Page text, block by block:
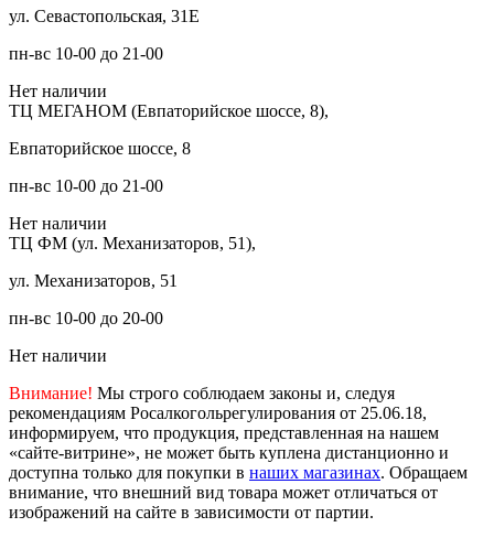
ул. Севастопольская, 31Е
пн-вс 10-00 до 21-00
Нет наличии
ТЦ МЕГАНОМ (Евпаторийское шоссе, 8),
Евпаторийское шоссе, 8
пн-вс 10-00 до 21-00
Нет наличии
ТЦ ФМ (ул. Механизаторов, 51),
ул. Механизаторов, 51
пн-вс 10-00 до 20-00
Нет наличии
Внимание! Мы строго соблюдаем законы и, следуя
рекомендациям Росалкогольрегулирования от 25.06.18,
информируем, что продукция, представленная на нашем
«сайте-витрине», не может быть куплена дистанционно и
доступна только для покупки в наших магазинах. Обращаем
внимание, что внешний вид товара может отличаться от
изображений на сайте в зависимости от партии.